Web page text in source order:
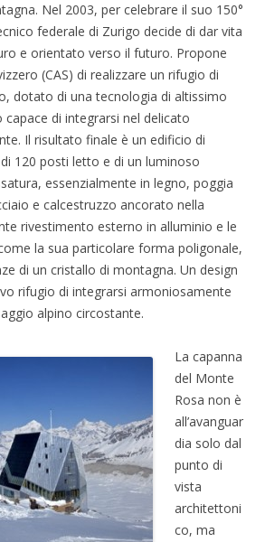
Nel 2003, per celebrare il suo 150°
federale di Zurigo decide di dar vita
e orientato verso il futuro. Propone
(CAS) di realizzare un rifugio di
dotato di una tecnologia di altissimo
di integrarsi nel delicato
Il risultato finale è un edificio di
120 posti letto e di un luminoso
essenzialmente in legno, poggia
e calcestruzzo ancorato nella
rivestimento esterno in alluminio e le
la sua particolare forma poligonale,
di un cristallo di montagna. Un design
rifugio di integrarsi armoniosamente
alpino circostante.
La capanna
del Monte
Rosa non è
all’avanguar
dia solo dal
punto di
vista
architettoni
co, ma